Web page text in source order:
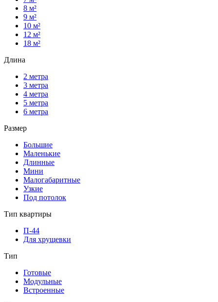
8 м²
9 м²
10 м²
12 м²
18 м²
Длина
2 метра
3 метра
4 метра
5 метра
6 метра
Размер
Большие
Маленькие
Длинные
Мини
Малогабаритные
Узкие
Под потолок
Тип квартиры
П-44
Для хрущевки
Тип
Готовые
Модульные
Встроенные